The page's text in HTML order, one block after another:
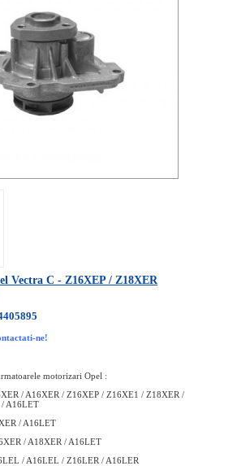
Vectra C - Z16XEP / Z18XER
ne!
motorizari Opel :
/ A16XER / Z16XEP / Z16XE1 / Z18XER /
A16LET
/ A16LET
/ A18XER / A16LET
/ A16LEL / Z16LER / A16LER